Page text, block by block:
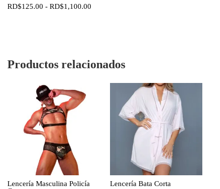
RD$125.00 - RD$1,100.00
RD$1,100.00
Productos relacionados
Lencería Masculina Policía
Lencería Bata Corta